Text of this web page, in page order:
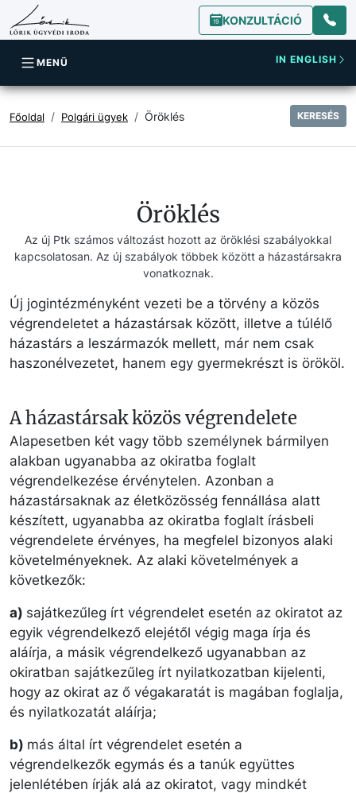
KONZULTÁCIÓ
MENÜ IN ENGLISH
Főoldal Polgári ügyek Öröklés KERESÉS
Öröklés
Az új Ptk számos változást hozott az öröklési szabályokkal
kapcsolatosan. Az új szabályok többek között a házastársakra
vonatkoznak.
Új jogintézményként vezeti be a törvény a közös
végrendeletet a házastársak között, illetve a túlélő
házastárs a leszármazók mellett, már nem csak
haszonélvezetet, hanem egy gyermekrészt is örököl.
A házastársak közös végrendelete
Alapesetben két vagy több személynek bármilyen
alakban ugyanabba az okiratba foglalt
végrendelkezése érvénytelen. Azonban a
házastársaknak az életközösség fennállása alatt
készített, ugyanabba az okiratba foglalt írásbeli
végrendelete érvényes, ha megfelel bizonyos alaki
követelményeknek. Az alaki követelmények a
következők:
a) sajátkezűleg írt végrendelet esetén az okiratot az
egyik végrendelkező elejétől végig maga írja és
aláírja, a másik végrendelkező ugyanabban az
okiratban sajátkezűleg írt nyilatkozatban kijelenti,
hogy az okirat az ő végakaratát is magában foglalja,
és nyilatkozatát aláírja;
b) más által írt végrendelet esetén a
végrendelkezők egymás és a tanúk együttes
jelenlétében írják alá az okiratot, vagy mindkét